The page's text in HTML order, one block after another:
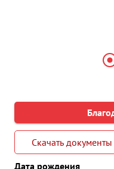
Скачать документы
Дата рождения